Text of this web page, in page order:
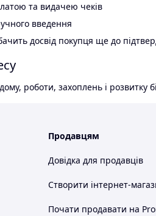
та видачею чеків
введення
досвід покупця ще до
роботи, захоплень і
Продавцям
Довідка для продавців
Створити інтернет-
Почати продавати на